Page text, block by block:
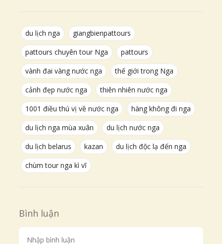
du lịch nga
giangbienpattours
pattours chuyên tour Nga
pattours
vành đai vàng nước nga
thế giới trong Nga
cảnh đẹp nước nga
thiên nhiên nước nga
1001 điều thú vị về nước nga
hàng không đi nga
du lịch nga mùa xuân
du lịch nước nga
du lịch belarus
kazan
du lịch độc lạ đến nga
chùm tour nga kì vĩ
Bình luận